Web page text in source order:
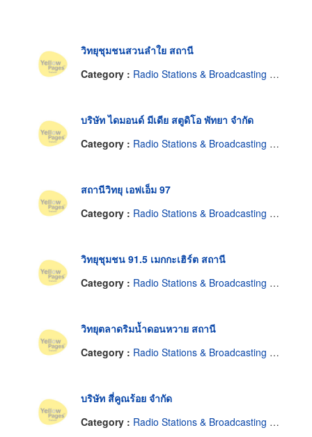
วิทยุชุมชนสวนลำใย สถานี
Category : Radio Stations & Broadcasting Companies
บริษัท ไดมอนด์ มีเดีย สตูดิโอ พัทยา จำกัด
Category : Radio Stations & Broadcasting Companies
สถานีวิทยุ เอฟเอ็ม 97
Category : Radio Stations & Broadcasting Companies
วิทยุชุมชน 91.5 เมกกะเฮิร์ต สถานี
Category : Radio Stations & Broadcasting Companies
วิทยุตลาดริมน้ำดอนหวาย สถานี
Category : Radio Stations & Broadcasting Companies
บริษัท สี่คูณร้อย จำกัด
Category : Radio Stations & Broadcasting Companies